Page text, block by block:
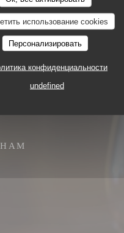
использование cookies
Персонализировать
конфиденциальности
undefined
18000 BOURGES